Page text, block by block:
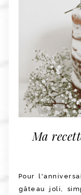
Ma
Pour
gâteau joli,